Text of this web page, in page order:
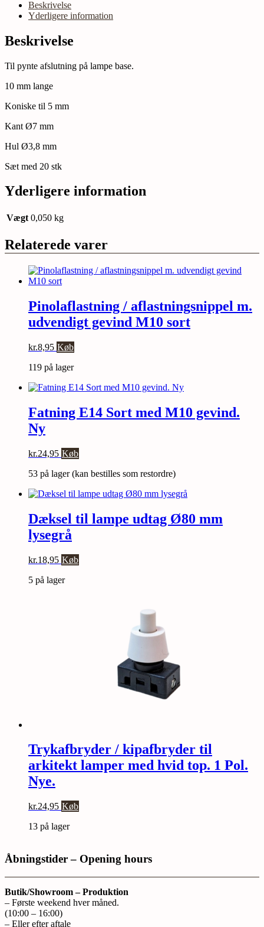
Natur.
Sæt.
antal
Beskrivelse
Yderligere information
Beskrivelse
Til pynte afslutning på lampe base.
10 mm lange
Koniske til 5 mm
Kant Ø7 mm
Hul Ø3,8 mm
Sæt med 20 stk
Yderligere information
Vægt 0,050 kg
Relaterede varer
Pinolaflastning / aflastningsnippel m.
udvendigt gevind M10 sort
kr.8,95 Køb
119 på lager
Fatning E14 Sort med M10 gevind.
Ny
kr.24,95 Køb
53 på lager (kan bestilles som restordre)
Dæksel til lampe udtag Ø80 mm
lysegrå
kr.18,95 Køb
5 på lager
Trykafbryder / kipafbryder til
arkitekt lamper med hvid top. 1 Pol.
Nye.
kr.24,95 Køb
13 på lager
Åbningstider – Opening hours
Butik/Showroom – Produktion
– Første weekend hver måned.
(10:00 – 16:00)
– Eller efter aftale